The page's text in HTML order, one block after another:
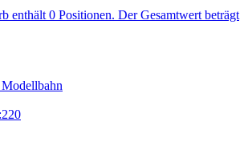
enthält 0 Positionen. Der Gesamtwert beträgt